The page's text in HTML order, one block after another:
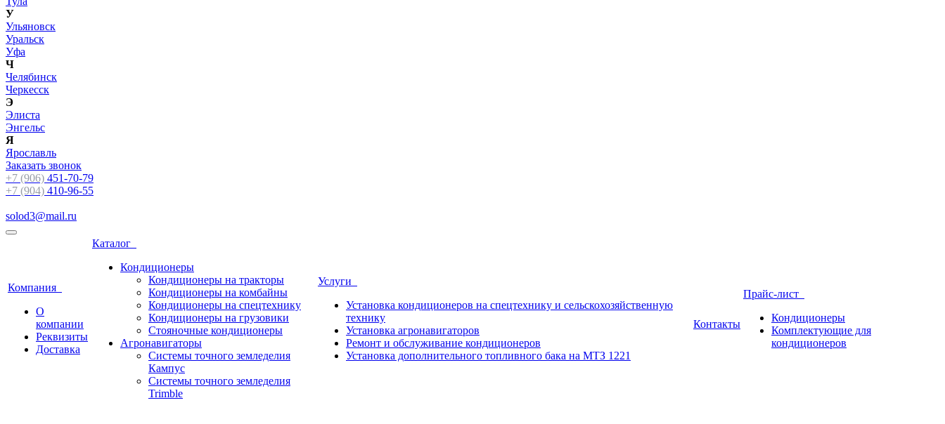
У
Ульяновск
Уральск
Уфа
Ч
Челябинск
Черкесск
Э
Элиста
Энгельс
Я
Ярославль
Заказать звонок
+7 (906) 451-70-79
+7 (904) 410-96-55
solod3@mail.ru
Компания
О
компании
Реквизиты
Доставка
Каталог
Кондиционеры
Кондиционеры на тракторы
Кондиционеры на комбайны
Кондиционеры на спецтехнику
Кондиционеры на грузовики
Стояночные кондиционеры
Агронавигаторы
Системы точного земледелия
Кампус
Системы точного земледелия
Trimble
Услуги
Установка кондиционеров на спецтехнику и сельскохозяйственную
технику
Установка aгронавигаторов
Ремонт и обслуживание кондиционеров
Установка дополнительного топливного бака на МТЗ 1221
Контакты
Прайс-лист
Кондиционеры
Комплектующие для
кондиционеров